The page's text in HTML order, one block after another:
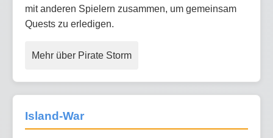
mit anderen Spielern zusammen, um gemeinsam
Quests zu erledigen.
Mehr über Pirate Storm
Island-War